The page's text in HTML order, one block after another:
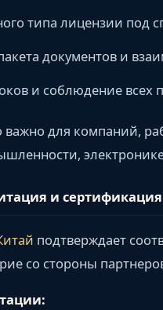
типа лицензии под
документов и
и соблюдение всех
важно для компаний,
электронике
и сертификация
подтверждает
со стороны